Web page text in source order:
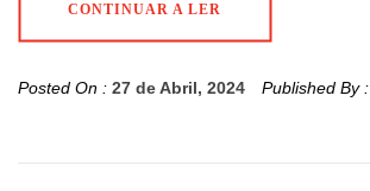
CONTINUAR A LER
Posted On : 27 de Abril, 2024 Published By :